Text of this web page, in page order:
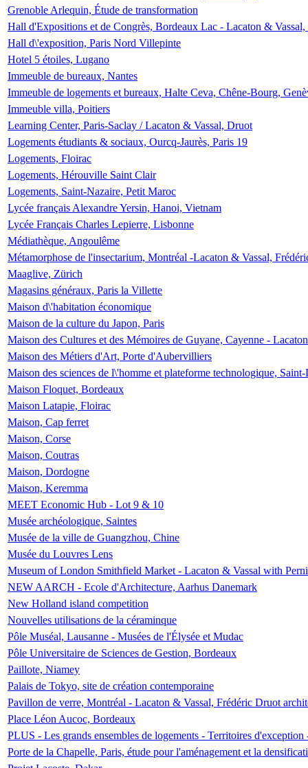
Grenoble Arlequin, Étude de transformation
Hall d'Expositions et de Congrès, Bordeaux Lac - Lacaton &
Hall d\'exposition, Paris Nord Villepinte
Hotel 5 étoiles, Lugano
Immeuble de bureaux, Nantes
Immeuble de logements et bureaux, Halte Ceva, Chêne-Bourg,
Immeuble villa, Poitiers
Learning Center, Paris-Saclay / Lacaton & Vassal, Druot
Logements étudiants & sociaux, Ourcq-Jaurès, Paris 19
Logements, Floirac
Logements, Hérouville Saint Clair
Logements, Saint-Nazaire, Petit Maroc
Lycée français Alexandre Yersin, Hanoi, Vietnam
Lycée Français Charles Lepierre, Lisbonne
Médiathèque, Angoulême
Métamorphose de l'insectarium, Montréal -Lacaton & Vassal,
Maaglive, Zürich
Magasins généraux, Paris la Villette
Maison d\'habitation économique
Maison de la culture du Japon, Paris
Maison des Cultures et des Mémoires de Guyane, Cayenne -
Maison des Métiers d'Art, Porte d'Aubervilliers
Maison des sciences de l\'homme et plateforme technologique,
Maison Floquet, Bordeaux
Maison Latapie, Floirac
Maison, Cap ferret
Maison, Corse
Maison, Coutras
Maison, Dordogne
Maison, Keremma
MEET Economic Hub - Lot 9 & 10
Musée archéologique, Saintes
Musée de la ville de Guangzhou, Chine
Musée du Louvres Lens
Museum of London Smithfield Market - Lacaton & Vassal with
NEW AARCH - Ecole d'Architecture, Aarhus Danemark
New Holland island competition
Nouvelles utilisations de la céraminque
Pôle Muséal, Lausanne - Musées de l'Élysée et Mudac
Pôle Universitaire de Sciences de Gestion, Bordeaux
Paillote, Niamey
Palais de Tokyo, site de création contemporaine
Pavillon de verre, Montréal - Lacaton & Vassal, Frédéric Druot
Place Léon Aucoc, Bordeaux
PLUS - Les grands ensembles de logements - Territoires
Porte de la Chapelle, Paris, étude pour l'aménagement et la